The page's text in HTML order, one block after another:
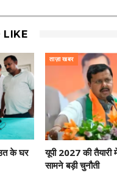
LIKE
के घर
ताज़ा खबर
यूपी 2027 की तैयारी
सामने बड़ी चुनौती